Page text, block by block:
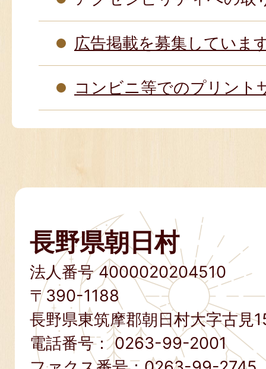
広告掲載を募集していま
コンビニ等でのプリント
長野県朝日村
法人番号 4000020204510
〒390-1188
長野県東筑摩郡朝日村大字古見
電話番号：0263-99-2001